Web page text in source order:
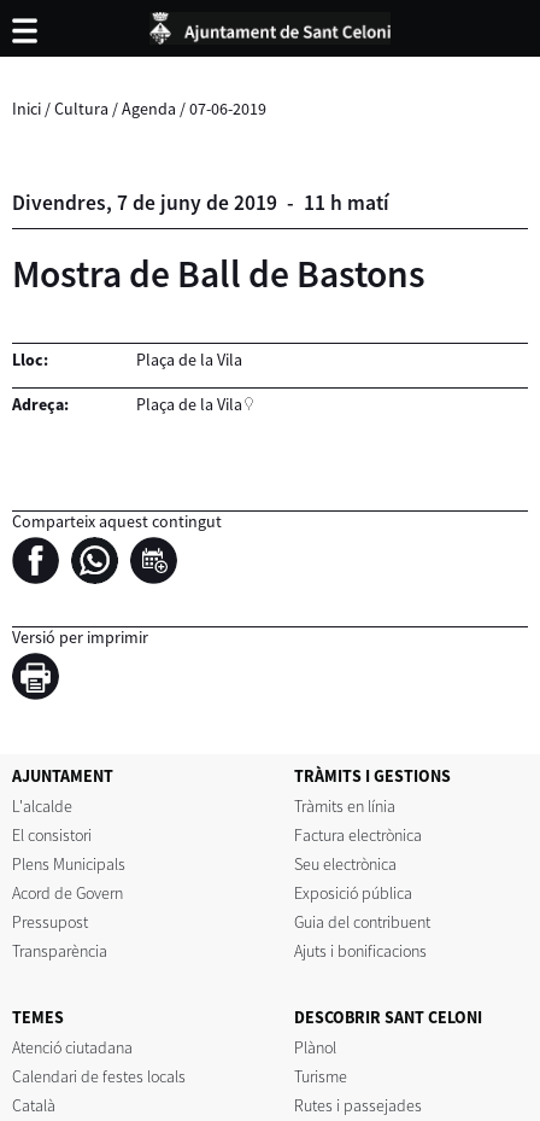
Inici /Cultura /Agenda /07-06-2019
Divendres, 7de junyde2019 - 11 h matí
Mostra de Ball de Bastons
Lloc: Plaça de la Vila
Adreça: Plaça de la Vila
Comparteix aquest contingut
Versió per imprimir
AJUNTAMENT
L'alcalde
El consistori
Plens Municipals
Acord de Govern
Pressupost
Transparència
TRÀMITS I GESTIONS
Tràmits en línia
Factura electrònica
Seu electrònica
Exposició pública
Guia del contribuent
Ajuts i bonificacions
TEMES
Atenció ciutadana
Calendari de festes locals
Català
DESCOBRIR SANT CELONI
Plànol
Turisme
Rutes i passejades